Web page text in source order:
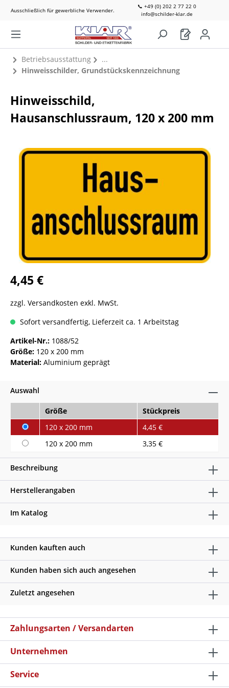
Ausschließlich für gewerbliche Verwender.
📞 +49 (0) 202 2 77 22 0
info@schilder-klar.de
Betriebsausstattung
Hinweisschilder, Grundstückskennzeichnung
Hinweisschild,
Hausanschlussraum, 120 x 200 mm
4,45 €
zzgl. Versandkosten exkl. MwSt.
Sofort versandfertig, Lieferzeit ca. 1 Arbeitstag
Artikel-Nr.: 1088/52
Größe: 120 x 200 mm
Material: Aluminium geprägt
Auswahl
Größe
Stückpreis
120 x 200 mm
4,45 €
120 x 200 mm
3,35 €
Beschreibung
Herstellerangaben
Im Katalog
Kunden kauften auch
Kunden haben sich auch angesehen
Zuletzt angesehen
Zahlungsarten / Versandarten
Unternehmen
Service